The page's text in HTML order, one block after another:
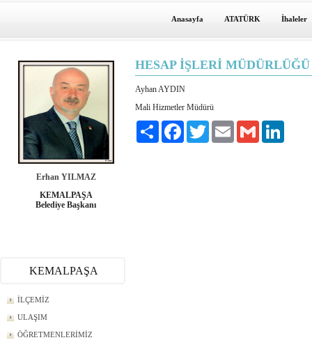
Anasayfa ATATÜRK İhaleler
Erhan YILMAZ
KEMALPAŞA
Belediye Başkanı
KEMALPAŞA
İLÇEMİZ
ULAŞIM
ÖĞRETMENLERİMİZ
HESAP İŞLERİ MÜDÜRLÜĞÜ
Ayhan AYDIN
Mali Hizmetler Müdürü
Paylaş
FacebookTwitter Email Gmail